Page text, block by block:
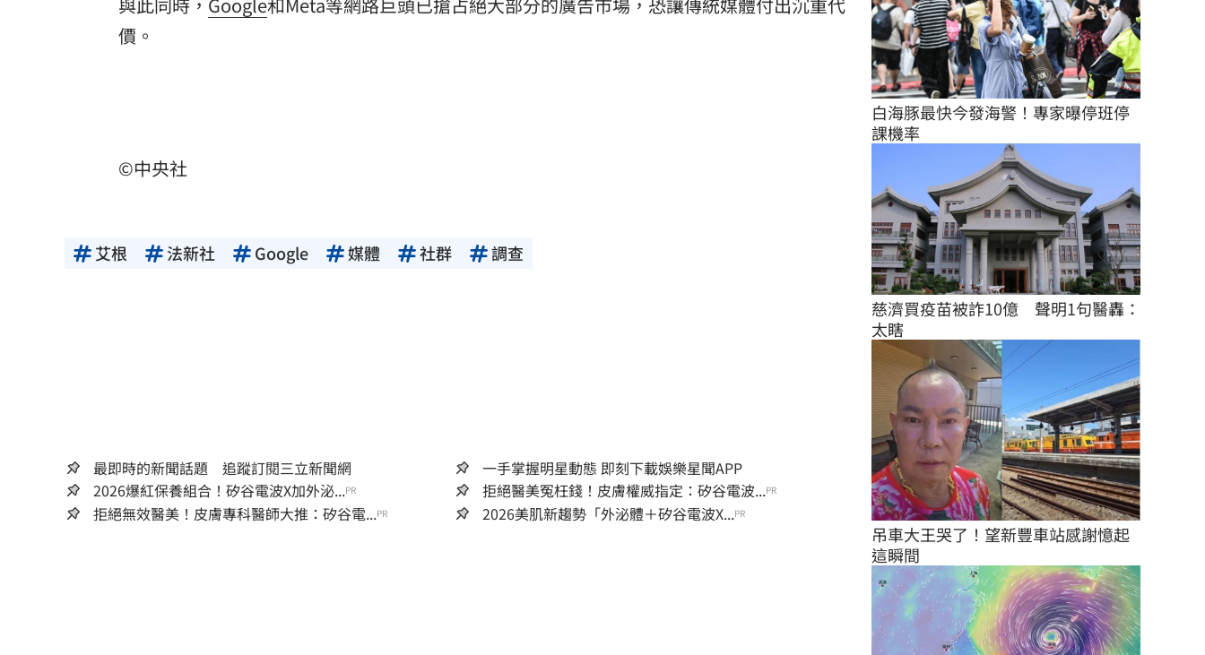
價。
©中央社
艾根 法新社 Google 媒體 社群 調查
最即時的新聞話題 追蹤訂閱三立新聞網
一手掌握明星動態 即刻下載娛樂星聞APP
2026爆紅保養組合！矽谷電波X加外泌...PR 拒絕醫美冤枉錢！皮膚權威指定：矽谷電波...PR
拒絕無效醫美！皮膚專科醫師大推：矽谷電...PR 2026美肌新趨勢「外泌體＋矽谷電波X...PR
白海豚最快今發海警！專家曝停班停
課機率
慈濟買疫苗被詐10億　聲明1句醫轟：
太瞎
吊車大王哭了！望新豐車站感謝憶起
這瞬間